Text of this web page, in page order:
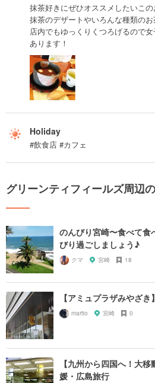
抹茶好きにぜひオススメしたいこの
抹茶のデザートやいろんな種類のお
店内でもゆっくりくつろげるので
あります！
Holiday
#飲食店 #カフェ
グリーンティフィールズ周辺
のんびり宮崎〜食べて食
びり過ごしましょう♪
クマ 宮崎 18
【アミュプラザみやざ
marito 宮崎 0
【九州から四国へ！大
媛・広島旅行